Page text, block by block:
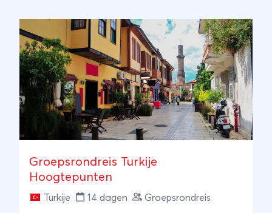
Groepsrondreis Turkije
Hoogtepunten
Turkije 14 dagen Groepsrondreis